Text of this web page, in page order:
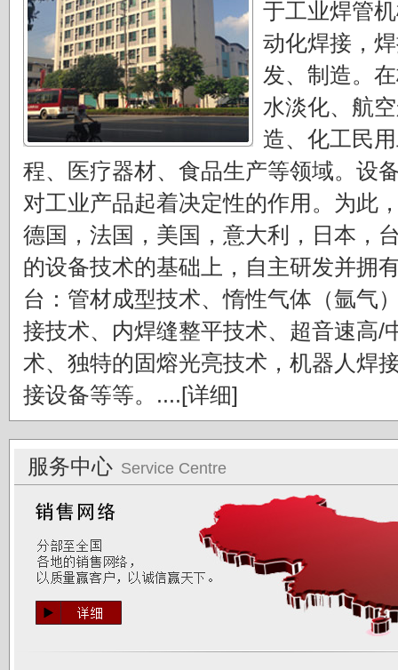
于工业焊管
动化焊接，
发、制造。
水淡化、航
造、化工民
程、医疗器材、食品生产等领域。设
对工业产品起着决定性的作用。为此
德国，法国，美国，意大利，日本，
的设备技术的基础上，自主研发并拥
台：管材成型技术、惰性气体（氩气
接技术、内焊缝整平技术、超音速高/
术、独特的固熔光亮技术，机器人焊
接设备等等。.... [详细]
服务中心 Service Centre